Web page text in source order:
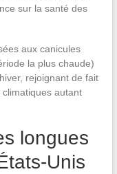
sur la santé des
aux canicules
la plus chaude)
rejoignant de fait
autant
longues
Unis